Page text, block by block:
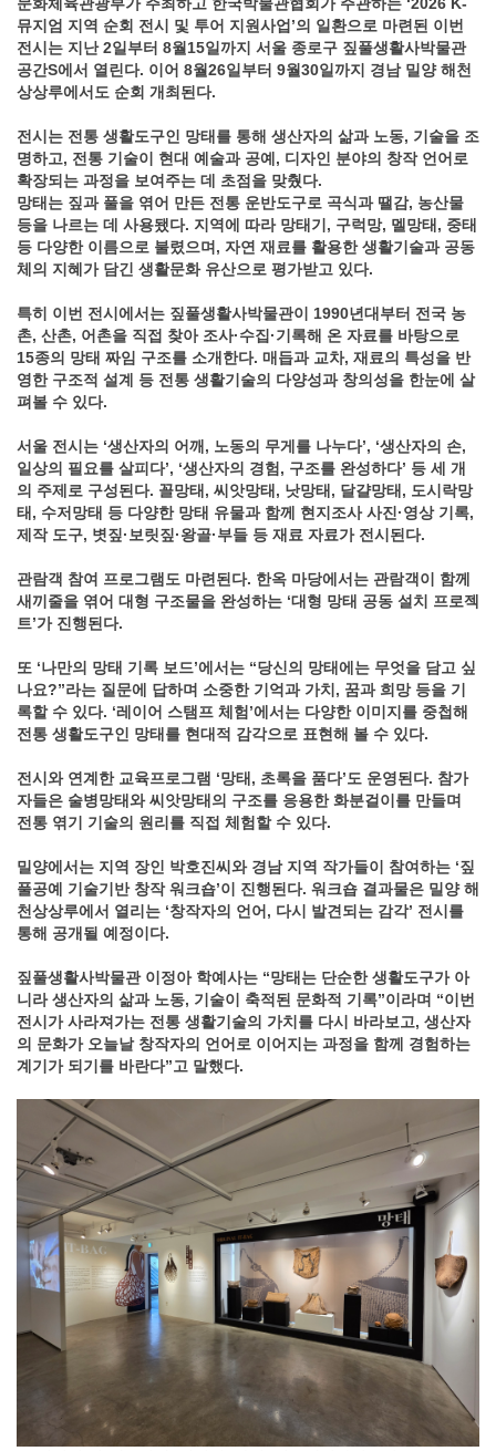
문화체육관광부가 주최하고 한국박물관협회가 주관하는 ‘2026 K-
뮤지엄 지역 순회 전시 및 투어 지원사업’의 일환으로 마련된 이번
전시는 지난 2일부터 8월15일까지 서울 종로구 짚풀생활사박물관
공간S에서 열린다. 이어 8월26일부터 9월30일까지 경남 밀양 해천
상상루에서도 순회 개최된다.
전시는 전통 생활도구인 망태를 통해 생산자의 삶과 노동, 기술을 조
명하고, 전통 기술이 현대 예술과 공예, 디자인 분야의 창작 언어로
확장되는 과정을 보여주는 데 초점을 맞췄다.
망태는 짚과 풀을 엮어 만든 전통 운반도구로 곡식과 땔감, 농산물
등을 나르는 데 사용됐다. 지역에 따라 망태기, 구럭망, 멜망태, 중태
등 다양한 이름으로 불렸으며, 자연 재료를 활용한 생활기술과 공동
체의 지혜가 담긴 생활문화 유산으로 평가받고 있다.
특히 이번 전시에서는 짚풀생활사박물관이 1990년대부터 전국 농
촌, 산촌, 어촌을 직접 찾아 조사·수집·기록해 온 자료를 바탕으로
15종의 망태 짜임 구조를 소개한다. 매듭과 교차, 재료의 특성을 반
영한 구조적 설계 등 전통 생활기술의 다양성과 창의성을 한눈에 살
펴볼 수 있다.
서울 전시는 ‘생산자의 어깨, 노동의 무게를 나누다’, ‘생산자의 손,
일상의 필요를 살피다’, ‘생산자의 경험, 구조를 완성하다’ 등 세 개
의 주제로 구성된다. 꼴망태, 씨앗망태, 낫망태, 달걀망태, 도시락망
태, 수저망태 등 다양한 망태 유물과 함께 현지조사 사진·영상 기록,
제작 도구, 볏짚·보릿짚·왕골·부들 등 재료 자료가 전시된다.
관람객 참여 프로그램도 마련된다. 한옥 마당에서는 관람객이 함께
새끼줄을 엮어 대형 구조물을 완성하는 ‘대형 망태 공동 설치 프로젝
트’가 진행된다.
또 ‘나만의 망태 기록 보드’에서는 “당신의 망태에는 무엇을 담고 싶
나요?”라는 질문에 답하며 소중한 기억과 가치, 꿈과 희망 등을 기
록할 수 있다. ‘레이어 스탬프 체험’에서는 다양한 이미지를 중첩해
전통 생활도구인 망태를 현대적 감각으로 표현해 볼 수 있다.
전시와 연계한 교육프로그램 ‘망태, 초록을 품다’도 운영된다. 참가
자들은 술병망태와 씨앗망태의 구조를 응용한 화분걸이를 만들며
전통 엮기 기술의 원리를 직접 체험할 수 있다.
밀양에서는 지역 장인 박호진씨와 경남 지역 작가들이 참여하는 ‘짚
풀공예 기술기반 창작 워크숍’이 진행된다. 워크숍 결과물은 밀양 해
천상상루에서 열리는 ‘창작자의 언어, 다시 발견되는 감각’ 전시를
통해 공개될 예정이다.
짚풀생활사박물관 이정아 학예사는 “망태는 단순한 생활도구가 아
니라 생산자의 삶과 노동, 기술이 축적된 문화적 기록”이라며 “이번
전시가 사라져가는 전통 생활기술의 가치를 다시 바라보고, 생산자
의 문화가 오늘날 창작자의 언어로 이어지는 과정을 함께 경험하는
계기가 되기를 바란다”고 말했다.